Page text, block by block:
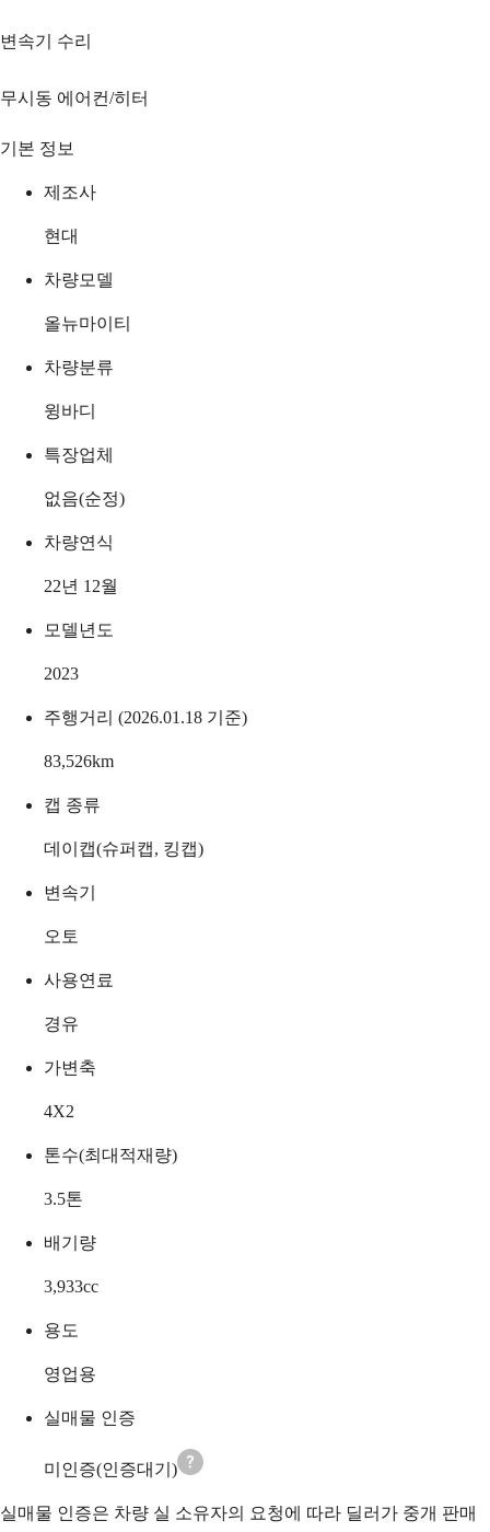
변속기 수리
무시동 에어컨/히터
기본 정보
제조사
현대
차량모델
올뉴마이티
차량분류
윙바디
특장업체
없음(순정)
차량연식
22년 12월
모델년도
2023
주행거리 (2026.01.18 기준)
83,526km
캡 종류
데이캡(슈퍼캡, 킹캡)
변속기
오토
사용연료
경유
가변축
4X2
톤수(최대적재량)
3.5톤
배기량
3,933cc
용도
영업용
실매물 인증
미인증(인증대기)
실매물 인증은 차량 실 소유자의 요청에 따라 딜러가 중개 판매